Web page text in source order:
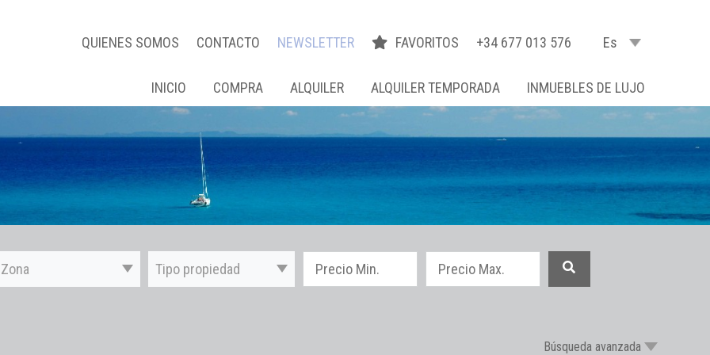
QUIENES SOMOS CONTACTO NEWSLETTER FAVORITOS +34 677 013 576 Es
INICIO COMPRA ALQUILER ALQUILER TEMPORADA INMUEBLES DE LUJO
Zona Tipo propiedad
Búsqueda avanzada